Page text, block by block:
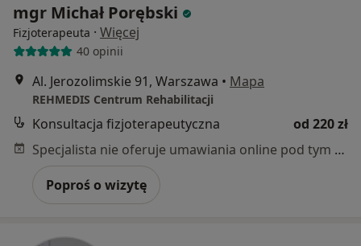
mgr Michał Porębski
Fizjoterapeuta · Więcej
40 opinii
Al. Jerozolimskie 91, Warszawa • Mapa
REHMEDIS Centrum Rehabilitacji
Konsultacja fizjoterapeutyczna
od 220 zł
Specjalista nie oferuje umawiania online pod tym adresem.
Poproś o wizytę